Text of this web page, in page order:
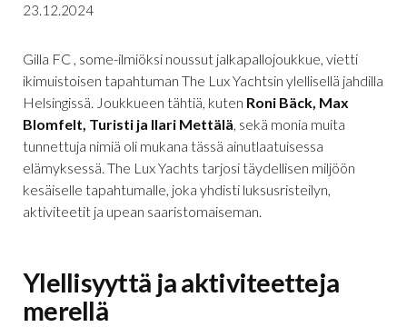
23.12.2024
Gilla FC , some-ilmiöksi noussut jalkapallojoukkue, vietti
ikimuistoisen tapahtuman The Lux Yachtsin ylellisellä jahdilla
Helsingissä. Joukkueen tähtiä, kuten Roni Bäck, Max
Blomfelt, Turisti ja Ilari Mettälä, sekä monia muita
tunnettuja nimiä oli mukana tässä ainutlaatuisessa
elämyksessä. The Lux Yachts tarjosi täydellisen miljöön
kesäiselle tapahtumalle, joka yhdisti luksusristeilyn,
aktiviteetit ja upean saaristomaiseman.
Ylellisyyttä ja aktiviteetteja
merellä